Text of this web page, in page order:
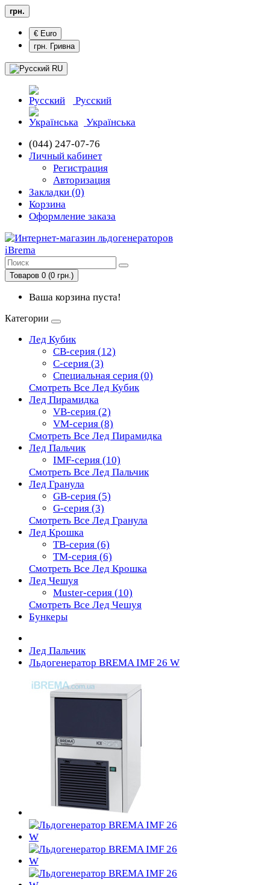
грн.
€ Euro
грн. Гривна
RU
Русский
Українська
(044) 247-07-76
Личный кабинет
Регистрация
Авторизация
Закладки (0)
Корзина
Оформление заказа
Товаров 0 (0 грн.)
Ваша корзина пуста!
Категории
Лед Кубик
CB-серия (12)
C-серия (3)
Специальная серия (0)
Смотреть Все Лед Кубик
Лед Пирамидка
VB-серия (2)
VM-серия (8)
Смотреть Все Лед Пирамидка
Лед Пальчик
IMF-серия (10)
Смотреть Все Лед Пальчик
Лед Гранула
GB-серия (5)
G-серия (3)
Смотреть Все Лед Гранула
Лед Крошка
TB-серия (6)
TM-серия (6)
Смотреть Все Лед Крошка
Лед Чешуя
Muster-серия (10)
Смотреть Все Лед Чешуя
Бункеры
Лед Пальчик
Льдогенератор BREMA IMF 26 W